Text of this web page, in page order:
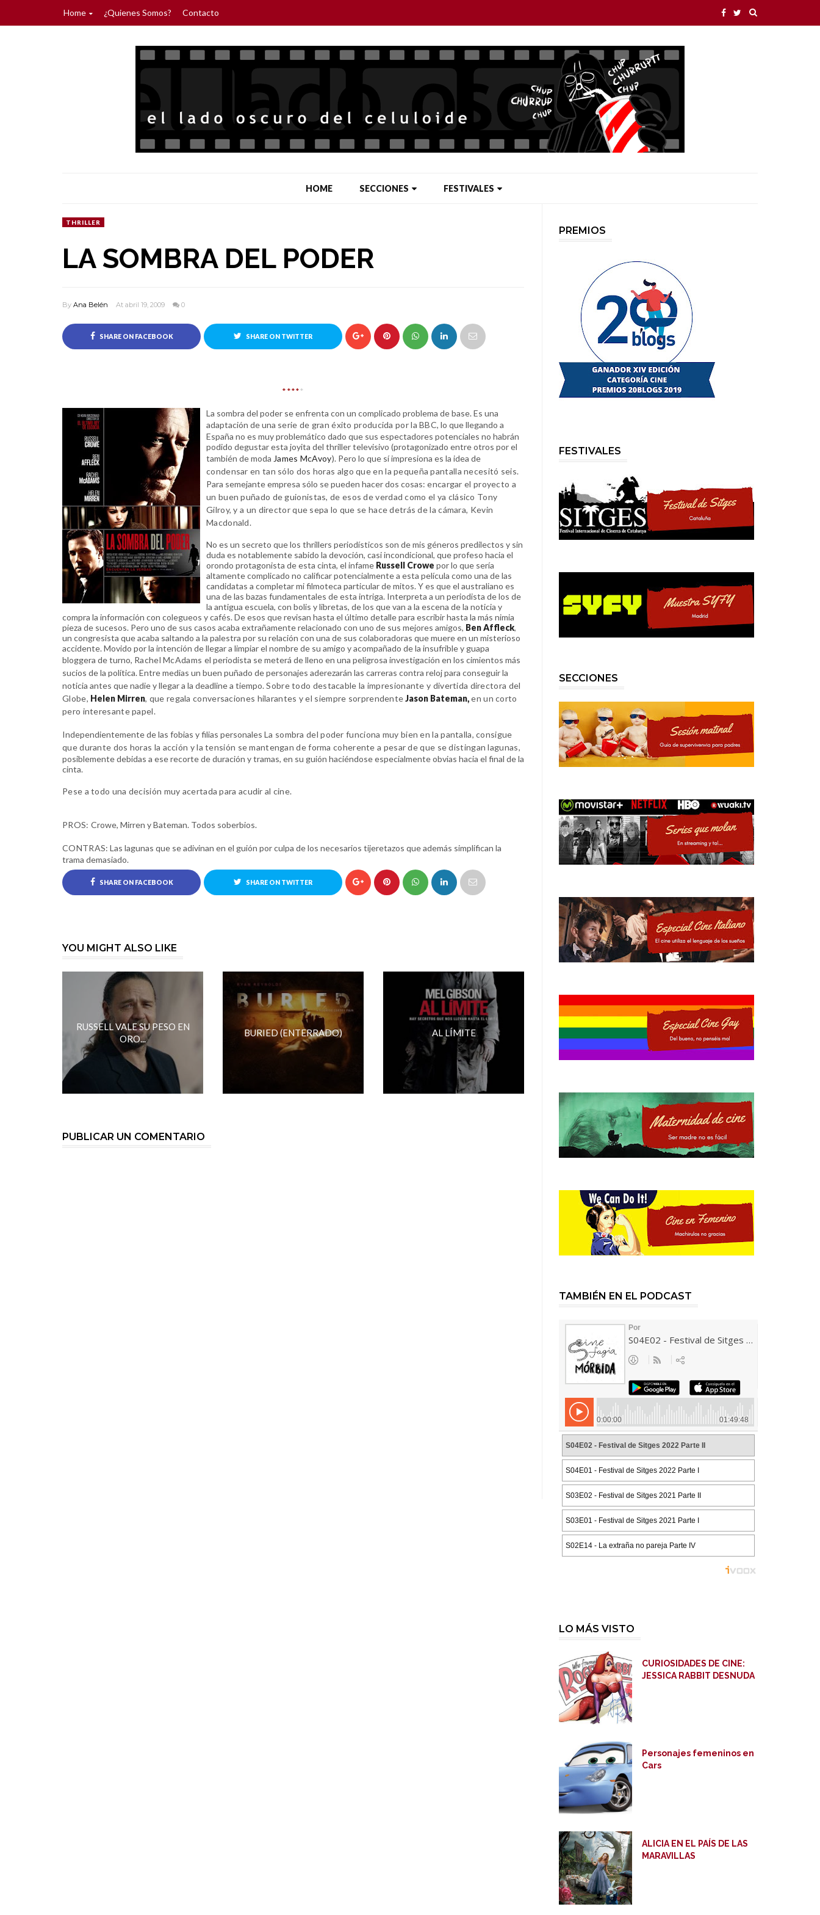
Home ¿Quienes Somos? Contacto
HOME SECCIONES FESTIVALES
THRILLER
LA SOMBRA DEL PODER
By Ana Belén At abril 19, 2009 0
SHARE ON FACEBOOK SHARE ON TWITTER
*****
La sombra del poder se enfrenta con un complicado problema de base. Es una
adaptación de una serie de gran éxito producida por la BBC, lo que llegando a
España no es muy problemático dado que sus espectadores potenciales no habrán
podido degustar esta joyita del thriller televisivo (protagonizado entre otros por el
también de moda James McAvoy). Pero lo que sí impresiona es la idea de
condensar en tan sólo dos horas algo que en la pequeña pantalla necesitó seis.
Para semejante empresa sólo se pueden hacer dos cosas: encargar el proyecto a
un buen puñado de guionistas, de esos de verdad como el ya clásico Tony
Gilroy, y a un director que sepa lo que se hace detrás de la cámara, Kevin
Macdonald.
No es un secreto que los thrillers periodísticos son de mis géneros predilectos y sin
duda es notablemente sabido la devoción, casi incondicional, que profeso hacia el
orondo protagonista de esta cinta, el infame Russell Crowe por lo que sería
altamente complicado no calificar potencialmente a esta película como una de las
candidatas a completar mi filmoteca particular de mitos. Y es que el australiano es
una de las bazas fundamentales de esta intriga. Interpreta a un periodista de los de
la antigua escuela, con bolis y libretas, de los que van a la escena de la noticia y
compra la información con colegueos y cafés. De esos que revisan hasta el último detalle para escribir hasta la más nimia
pieza de sucesos. Pero uno de sus casos acaba extrañamente relacionado con uno de sus mejores amigos, Ben Affleck,
un congresista que acaba saltando a la palestra por su relación con una de sus colaboradoras que muere en un misterioso
accidente. Movido por la intención de llegar a limpiar el nombre de su amigo y acompañado de la insufrible y guapa
bloggera de turno, Rachel McAdams el periodista se meterá de lleno en una peligrosa investigación en los cimientos más
sucios de la política.Entre medias un buen puñado de personajes aderezarán las carreras contra reloj para conseguir la
noticia antes que nadie y llegar a la deadline a tiempo.Sobre todo destacable la impresionante y divertida directora del
Globe, Helen Mirren, que regala conversaciones hilarantes y el siempre sorprendenteJason Bateman,en un corto
pero interesante papel.
Independientemente de las fobias y filias personales La sombra del poder funciona muy bien en la pantalla, consigue
que durante dos horas la acción y la tensión se mantengan de forma coherente a pesar de que se distingan lagunas,
posiblemente debidas a ese recorte de duración y tramas, en su guión haciéndose especialmente obvias hacia el final de la
cinta.
Pese a todo una decisión muy acertada para acudir al cine.
PROS: Crowe, Mirren y Bateman. Todos soberbios.
CONTRAS: Las lagunas que se adivinan en el guión por culpa de los necesarios tijeretazos que además simplifican la
trama demasiado.
SHARE ON FACEBOOK SHARE ON TWITTER
YOU MIGHT ALSO LIKE
RUSSELL VALE SU PESO EN
ORO...
BURIED (ENTERRADO) AL LÍMITE
PUBLICAR UN COMENTARIO
PREMIOS
FESTIVALES
SECCIONES
TAMBIÉN EN EL PODCAST
LO MÁS VISTO
CURIOSIDADES DE CINE:
JESSICA RABBIT DESNUDA
Personajes femeninos en
Cars
ALICIA EN EL PAÍS DE LAS
MARAVILLAS